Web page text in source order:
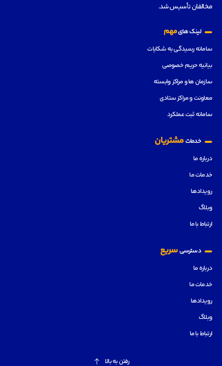
مخالفان تأسیس شد.
لینک هایمهم
سامانه رسیدگی به شکایات
بیانیه حریم خصوصی
سازمان ها و مراکز وابسته
معاونت و مراکز ستادی
سامانه ثبت عملکرد
خدماتمشتریان
درباره ما
خدمات ما
رویدادها
وبلاگ
ارتباط با ما
دسترسیسریع
درباره ما
خدمات ما
رویدادها
وبلاگ
ارتباط با ما
رفتن به بالا